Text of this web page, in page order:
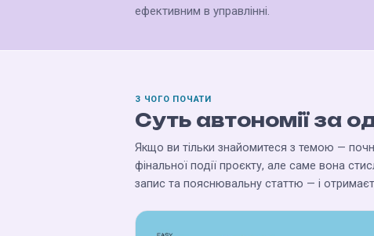
ефективним в управлінні.
З ЧОГО ПОЧАТИ
Суть автономії за
Якщо ви тільки знайомитеся з темою —
фінальної події проєкту, але саме вона
запис та пояснювальну статтю — і